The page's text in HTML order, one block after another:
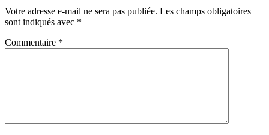
Votre adresse e-mail ne sera pas publiée. Les champs obligatoires
sont indiqués avec *
Commentaire *